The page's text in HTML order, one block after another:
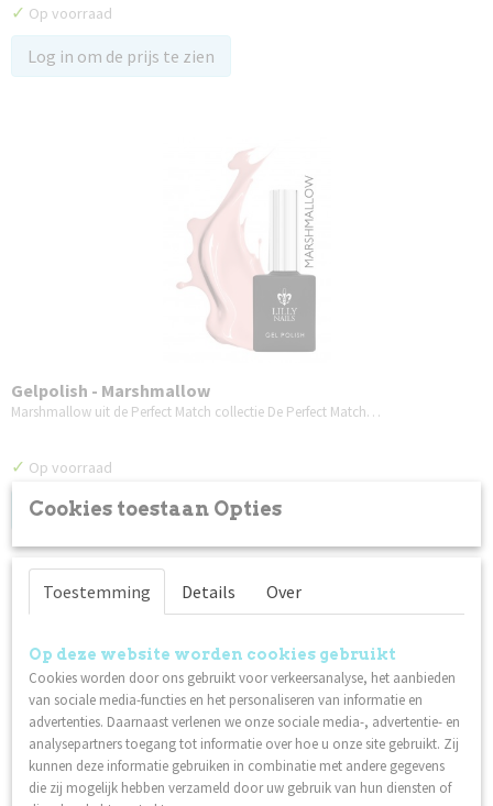
✓ Op voorraad
Log in om de prijs te zien
Gelpolish - Marshmallow
Marshmallow uit de Perfect Match collectie De Perfect Match…
✓ Op voorraad
Log in om de prijs te zien
Cookies toestaan Opties
Toestemming Details Over
Op deze website worden cookies gebruikt
Cookies worden door ons gebruikt voor verkeersanalyse, het aanbieden
van sociale media-functies en het personaliseren van informatie en
advertenties. Daarnaast verlenen we onze sociale media-, advertentie- en
analysepartners toegang tot informatie over hoe u onze site gebruikt. Zij
kunnen deze informatie gebruiken in combinatie met andere gegevens
die zij mogelijk hebben verzameld door uw gebruik van hun diensten of